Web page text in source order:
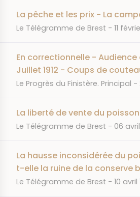
La pêche et les prix - La
JOURNAL
Le Télégramme de Brest DATE
11
En correctionnelle - Audience
Juillet 1912 - Coups de
JOURNAL
Le Progrès du Finistère. Principal
La liberté de vente du
JOURNAL
Le Télégramme de Brest DATE
06
La hausse inconsidérée du
t-elle la ruine de la conserve
JOURNAL
Le Télégramme de Brest DATE
10 avril